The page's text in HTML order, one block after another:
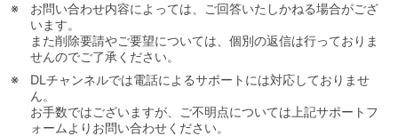
お問い合わせ内容によっては、ご回答いたしかねる場合がござ
います。
また削除要請やご要望については、個別の返信は行っておりま
せんのでご了承ください。
DLチャンネルでは電話によるサポートには対応しておりませ
ん。
お手数ではございますが、ご不明点については上記サポートフ
ォームよりお問い合わせください。